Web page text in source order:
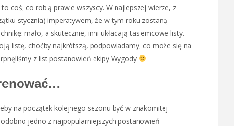
coś, co robią prawie wszyscy. W najlepszej wierze, z
stycznia) imperatywem, że w tym roku zostaną
mało, a skutecznie, inni układają tasiemcowe listy.
listę, choćby najkrótszą, podpowiadamy, co może się na
z list postanowień ekipy Wygody
na początek kolejnego sezonu być w znakomitej
jedno z najpopularniejszych postanowień